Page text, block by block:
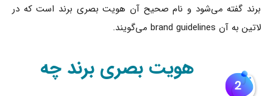
برند گفته می‌شود و نام صحیح آن هویت بصری برند است که در
لاتین به آن brand guidelines می‌گویند.
هویت بصری برند چه